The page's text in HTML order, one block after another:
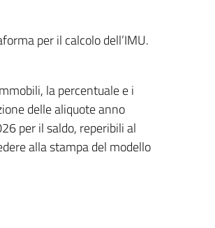
per il calcolo dell’IMU.
la percentuale e i
delle aliquote anno
per il saldo, reperibili al
alla stampa del modello